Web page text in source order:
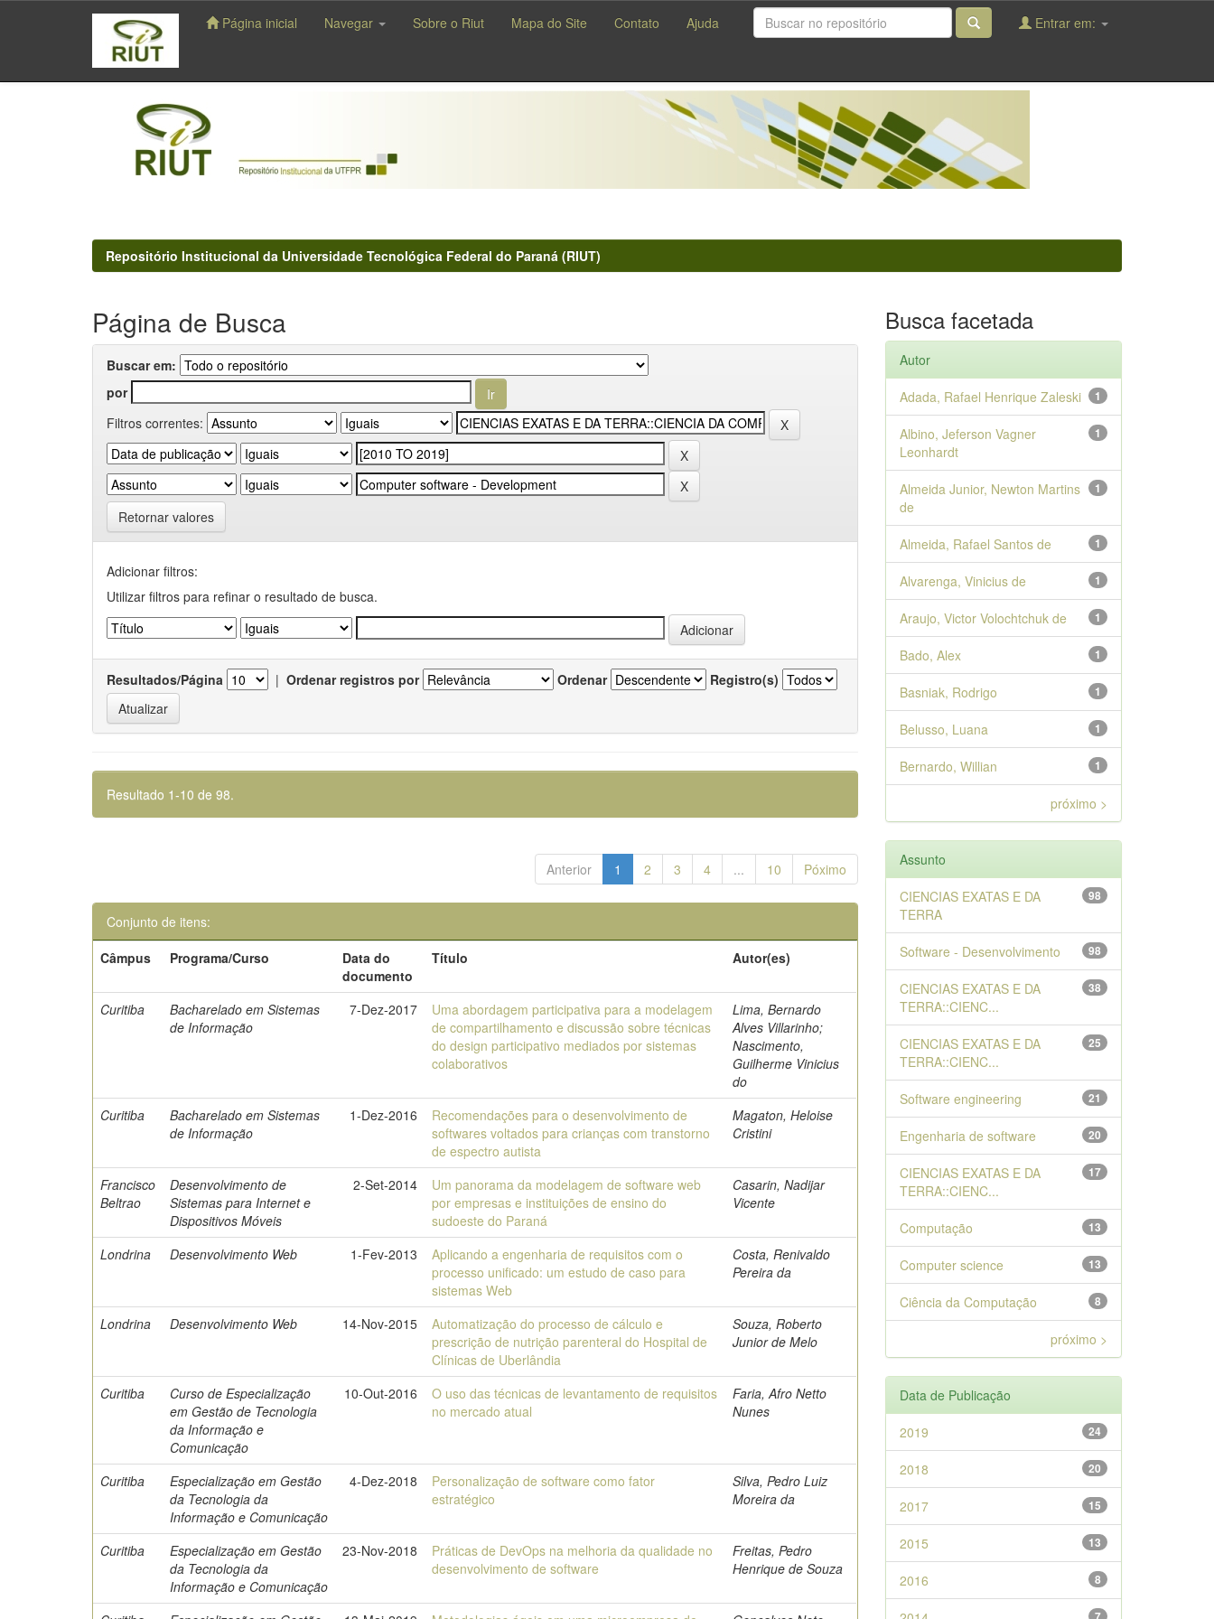
navigation
Página inicial Navegar Sobre o Riut Mapa do Site Contato Ajuda Entrar em:
Repositório Institucional da Universidade Tecnológica Federal do Paraná (RIUT)
Página de Busca
Buscar em:
por
Filtros correntes:
Retornar valores
Adicionar filtros:
Utilizar filtros para refinar o resultado de busca.
Resultados/Página | Ordenar registros por Ordenar Registro(s)
Resultado 1-10 de 98.
Anterior 1 2 3 4 ... 10 Póximo
Conjunto de itens:
Câmpus
Programa/Curso
Data do
documento
Título Autor(es)
Curitiba
Bacharelado em Sistemas
de Informação
7-Dez-2017
Uma abordagem participativa para a modelagem
de compartilhamento e discussão sobre técnicas
do design participativo mediados por sistemas
colaborativos
Lima, Bernardo
Alves Villarinho;
Nascimento,
Guilherme Vinicius
do
Curitiba
Bacharelado em Sistemas
de Informação
1-Dez-2016
Recomendações para o desenvolvimento de
softwares voltados para crianças com transtorno
de espectro autista
Magaton, Heloise
Cristini
Francisco
Beltrao
Desenvolvimento de
Sistemas para Internet e
Dispositivos Móveis
2-Set-2014
Um panorama da modelagem de software web
por empresas e instituições de ensino do
sudoeste do Paraná
Casarin, Nadijar
Vicente
Londrina Desenvolvimento Web 1-Fev-2013
Aplicando a engenharia de requisitos com o
processo unificado: um estudo de caso para
sistemas Web
Costa, Renivaldo
Pereira da
Londrina Desenvolvimento Web 14-Nov-2015
Automatização do processo de cálculo e
prescrição de nutrição parenteral do Hospital de
Clínicas de Uberlândia
Souza, Roberto
Junior de Melo
Curitiba
Curso de Especialização
em Gestão de Tecnologia
da Informação e
Comunicação
10-Out-2016
O uso das técnicas de levantamento de requisitos
no mercado atual
Faria, Afro Netto
Nunes
Curitiba
Especialização em Gestão
da Tecnologia da
Informação e Comunicação
4-Dez-2018
Personalização de software como fator
estratégico
Silva, Pedro Luiz
Moreira da
Curitiba
Especialização em Gestão
da Tecnologia da
Informação e Comunicação
23-Nov-2018
Práticas de DevOps na melhoria da qualidade no
desenvolvimento de software
Freitas, Pedro
Henrique de Souza
Busca facetada
Autor
1
Adada, Rafael Henrique Zaleski
1
Albino, Jeferson Vagner
Leonhardt
1
Almeida Junior, Newton Martins
de
1
Almeida, Rafael Santos de
1
Alvarenga, Vinicius de
1
Araujo, Victor Volochtchuk de
1
Bado, Alex
1
Basniak, Rodrigo
1
Belusso, Luana
1
Bernardo, Willian
próximo >
Assunto
98
CIENCIAS EXATAS E DA
TERRA
98
Software - Desenvolvimento
38
CIENCIAS EXATAS E DA
TERRA::CIENC...
25
CIENCIAS EXATAS E DA
TERRA::CIENC...
21
Software engineering
20
Engenharia de software
17
CIENCIAS EXATAS E DA
TERRA::CIENC...
13
Computação
13
Computer science
8
Ciência da Computação
próximo >
Data de Publicação
24
2019
20
2018
15
2017
13
2015
8
2016